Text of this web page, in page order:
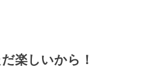
楽しいから！